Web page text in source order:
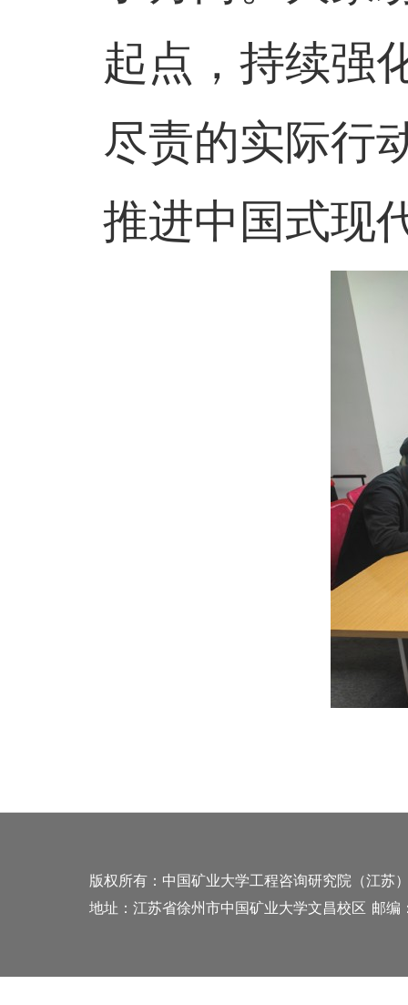
起点，持续强
尽责的实际行
推进中国式现
版权所有：中国矿业大学工程咨询研究院（江苏
地址：江苏省徐州市中国矿业大学文昌校区 邮编